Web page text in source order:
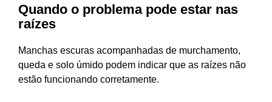
Quando o problema pode estar nas
raízes
Manchas escuras acompanhadas de murchamento,
queda e solo úmido podem indicar que as raízes não
estão funcionando corretamente.